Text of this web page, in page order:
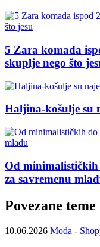
5 Zara komada
skuplje nego što
Haljina-košulje su
Od
za savremenu
Povezane teme
10.06.2026 Moda -